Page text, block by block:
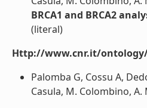
BRCA1 and BRCA2
(literal)
Http://www.cnr.it/
Palomba G, Cossu A,
Casula, M. Colombino, A.